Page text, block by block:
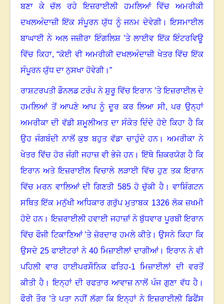
ਬਣਾ ਕੇ ਚੱਲ ਰਹੇ ਇਜ਼ਰਾਈਲੀ ਹਮਲਿਆਂ ਵਿੱਚ ਅਮਰੀਕੀ
ਦਖਲਅੰਦਾਜ਼ੀ ਇੱਕ ਸੰਪੂਰਨ ਯੁੱਧ ਨੂੰ ਜਨਮ ਦੇਵੇਗੀ।ਇਸਮਾਈਲ
ਬਾਘਾਈ ਨੇ ਅਲ ਜਜ਼ੀਰਾ ਇੰਗਲਿਸ਼ ’ਤੇ ਲਾਈਵ ਇੱਕ ਇੰਟਰਵਿਊ
ਵਿੱਚ ਕਿਹਾ, “ਕੋਈ ਵੀ ਅਮਰੀਕੀ ਦਖਲਅੰਦਾਜ਼ੀ ਖੇਤਰ ਵਿੱਚ ਇੱਕ
ਸੰਪੂਰਨ ਯੁੱਧ ਦਾ ਨੁਸਖਾ ਹੋਵੇਗੀ। ”
ਰਾਸ਼ਟਰਪਤੀ ਡੌਨਲਡ ਟਰੰਪ ਨੇ ਸ਼ੁਰੂ ਵਿੱਚ ਇਰਾਨ ’ਤੇ ਇਜ਼ਰਾਈਲ ਦੇ
ਹਮਲਿਆਂ ਤੋਂ ਆਪਣੇ ਆਪ ਨੂੰ ਦੂਰ ਕਰ ਲਿਆ ਸੀ,ਪਰ ਉਨ੍ਹਾਂ
ਅਮਰੀਕਾ ਦੀ ਵੱਡੀ ਸ਼ਮੂਲੀਅਤ ਦਾ ਸੰਕੇਤ ਦਿੰਦੇ ਹੋਏ ਕਿਹਾ ਹੈ ਕਿ
ਉਹ ਜੰਗਬੰਦੀ ਨਾਲੋਂ ਕੁਝ ਬਹੁਤ ਵੱਡਾ ਚਾਹੁੰਦੇ ਹਨ।ਅਮਰੀਕਾ ਨੇ
ਖੇਤਰ ਵਿੱਚ ਹੋਰ ਜੰਗੀ ਜਹਾਜ਼ ਵੀ ਭੇਜੇ ਹਨ। ਇੱਥੇ ਜ਼ਿਕਰਯੋਗ ਹੈ ਕਿ
ਇਰਾਨ ਅਤੇ ਇਜ਼ਰਾਈਲ ਵਿਚਾਲੇ ਲੜਾਈ ਵਿੱਚ ਹੁਣ ਤਕ ਇਰਾਨ
ਵਿੱਚ ਮਰਨ ਵਾਲਿਆਂ ਦੀ ਗਿਣਤੀ 585 ਹੋ ਚੁੱਕੀ ਹੈ।ਵਾਸ਼ਿੰਗਟਨ
ਸਥਿਤ ਇੱਕ ਮਨੁੱਖੀ ਅਧਿਕਾਰ ਗਰੁੱਪ ਮੁਤਾਬਕ 1326 ਲੋਕ ਜ਼ਖਮੀ
ਹੋਏ ਹਨ।ਇਜ਼ਰਾਈਲੀ ਹਵਾਈ ਜਹਾਜ਼ਾਂ ਨੇ ਬੁੱਧਵਾਰ ਪੂਰਬੀ ਇਰਾਨ
ਵਿੱਚ ਫੌਜੀ ਟਿਕਾਣਿਆਂ ’ਤੇ ਜ਼ੋਰਦਾਰ ਹਮਲੇ ਕੀਤੇ।ਉਸਨੇ ਕਿਹਾ ਕਿ
ਉਸਦੇ 25 ਫਾਈਟਰਾਂ ਨੇ 40 ਮਿਜ਼ਾਈਲਾਂ ਦਾਗੀਆਂ। ਇਰਾਨ ਨੇ ਵੀ
ਪਹਿਲੀ ਵਾਰ ਹਾਈਪਰਸੌਨਿਕ ਫਤਿਹ-1 ਮਿਜ਼ਾਈਲਾਂ ਦੀ ਵਰਤੋਂ
ਕੀਤੀ ਹੈ।ਇਨ੍ਹਾਂ ਦੀ ਰਫਤਾਰ ਆਵਾਜ਼ ਨਾਲੋਂ ਪੰਜ ਗੁਣਾ ਵੱਧ ਹੈ ।
ਫੌਰੀ ਤੌਰ ’ਤੇ ਪਤਾ ਨਹੀਂ ਲੱਗਾ ਕਿ ਇਨ੍ਹਾਂ ਨੇ ਇਜ਼ਰਾਈਲੀ ਡਿਫੈਂਸ